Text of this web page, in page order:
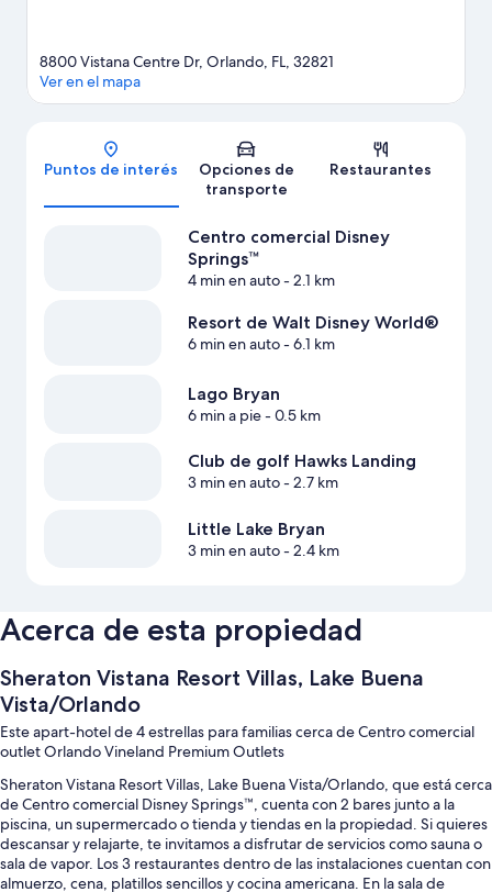
Mapa
8800 Vistana Centre Dr, Orlando, FL, 32821
Ver en el mapa
Puntos de interés
Opciones de
transporte
Restaurantes
Centro comercial Disney
Springs™
4 min en auto- 2.1 km
Resort de Walt Disney World®
6 min en auto- 6.1 km
Lago Bryan
6 min a pie- 0.5 km
Club de golf Hawks Landing
3 min en auto- 2.7 km
Little Lake Bryan
3 min en auto- 2.4 km
Acerca de esta propiedad
Sheraton Vistana Resort Villas, Lake Buena
Vista/Orlando
Este apart-hotel de 4 estrellas para familias cerca de Centro comercial
outlet Orlando Vineland Premium Outlets
Sheraton Vistana Resort Villas, Lake Buena Vista/Orlando, que está cerca
de Centro comercial Disney Springs™, cuenta con 2 bares junto a la
piscina, un supermercado o tienda y tiendas en la propiedad. Si quieres
descansar y relajarte, te invitamos a disfrutar de servicios como sauna o
sala de vapor. Los 3 restaurantes dentro de las instalaciones cuentan con
almuerzo, cena, platillos sencillos y cocina americana. En la sala de